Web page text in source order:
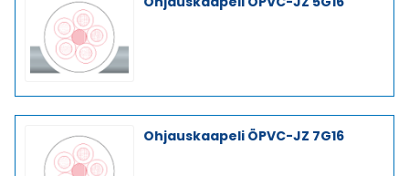
Ohjauskaapeli ÖPVC-JZ 7G16